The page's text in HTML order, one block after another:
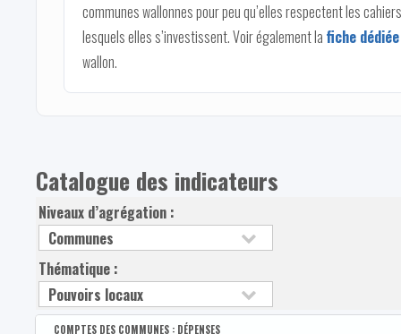
communes wallonnes pour peu qu’elles respectent les
lesquels elles s’investissent. Voir également la fiche dédiée
wallon.
Catalogue des indicateurs
Niveaux d’agrégation :
Thématique :
COMPTES DES COMMUNES : DÉPENSES